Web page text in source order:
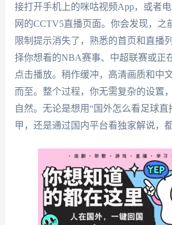
接打开手机上的咪咕视频App，或者
网的CCTV5直播页面。你会发现，之
限制提示消失了，熟悉的首页和直播
择你想看的NBA赛事、中超联赛或正
点击播放。稍作缓冲，高清画质和中
而至。整个过程，你无需复杂的设置
自然。无论是想用“国外怎么看足球直
甲，还是通过国内平台看独家解说，